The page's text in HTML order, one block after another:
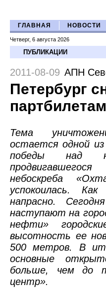
ГЛАВНАЯ НОВОСТИ
Четверг, 6 августа 2026
ПУБЛИКАЦИИ
2011-08-09 АПН
Петербург
Тема
остается одной
победы над
небоскреба
успокоилась.
напрасно.
наступают на
нефти»
высотность ее
500 метров. В
основные
больше, чем до
центр».